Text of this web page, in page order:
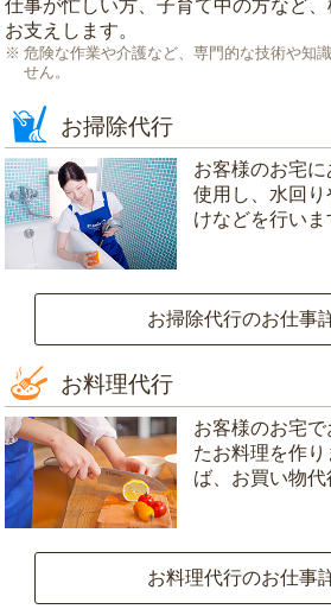
仕事が忙しい方、子育て中の方など
お支えします。
危険な作業や介護など、専門的な技術や知
せん。
お掃除代行
お客様のお宅
使用し、水回
けなどを行いま
お掃除代行のお仕事
お料理代行
お客様のお宅
たお料理を作
ば、お買い物代
お料理代行のお仕事